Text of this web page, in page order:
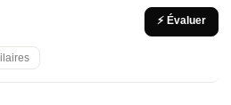
⚡ Évaluer